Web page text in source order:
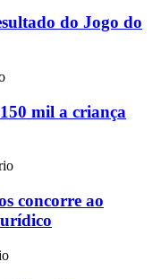
do Jogo do
mil a criança
concorre ao